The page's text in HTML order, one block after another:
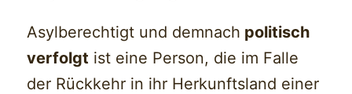
Asylberechtigt und demnach politisch
verfolgt ist eine Person, die im Falle
der Rückkehr in ihr Herkunftsland einer